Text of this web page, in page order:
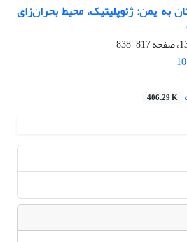
به یمن: ژئوپلیتیک، محیط بحران‌زای
817-838
406.29 K